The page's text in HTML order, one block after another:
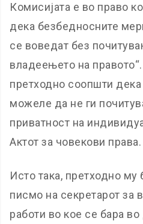
Комисијата е во право
дека безбедносните
се воведат без
владеењето на
претходно соопшти дека
можеле да не ги
приватност на
Актот за човекови права.
Исто така, претходно
писмо на секретарот за
работи во кое се бара во